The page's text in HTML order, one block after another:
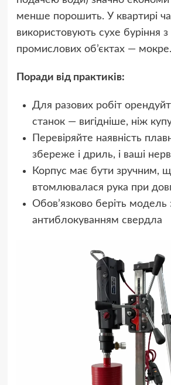
менше порошить. У квартирі
використовують сухе буріння
промислових об’єктах — мокре.
Поради від практиків:
Для разових робіт
станок — вигідніше, ніж
Перевіряйте наявність
збереже і дриль, і ваші
Корпус має бути зручним,
втомлювалася рука при
Обов’язково беріть модель
антиблокуванням свердла